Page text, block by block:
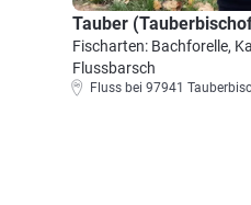
Tauber
Fischarten: Bachforelle,
Flussbarsch
Fluss bei 97941